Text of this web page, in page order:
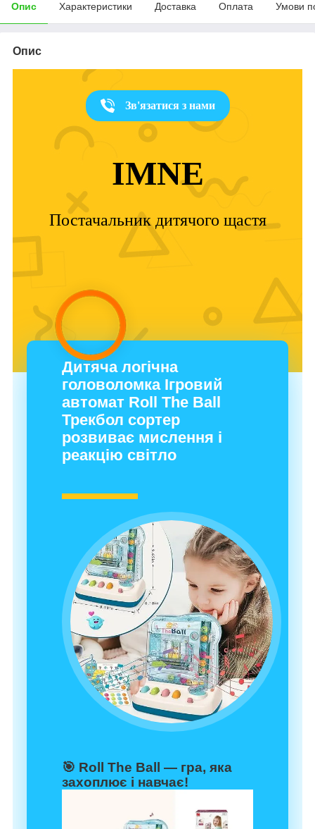
Опис Характеристики Доставка Оплата Умови
Опис
Зв'язатися з нами
IMNE
Постачальник дитячого щастя
Дитяча логічна
головоломка Ігровий
автомат Roll The Ball
Трекбол сортер
розвиває мислення і
реакцію світло
🎯 Roll The Ball — гра, яка
захоплює і навчає!